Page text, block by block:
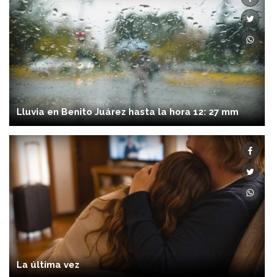
Lluvia en Benito Juárez hasta la hora 12: 27 mm
La última vez